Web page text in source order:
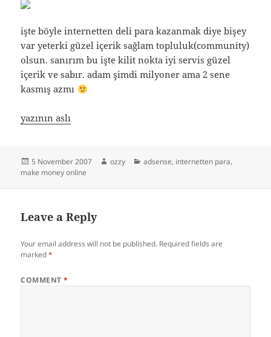
işte böyle internetten deli para kazanmak diye bişey
var yeterki güzel içerik sağlam topluluk(community)
olsun. sanırım bu işte kilit nokta iyi servis güzel
içerik ve sabır. adam şimdi milyoner ama 2 sene
kasmış azmı
yazının aslı
Posted
on
5 November 2007 Author
ozzy Categories
adsense, internetten para,
make money online
Leave a Reply
Your email address will not be published. Required fields are
marked*
COMMENT*